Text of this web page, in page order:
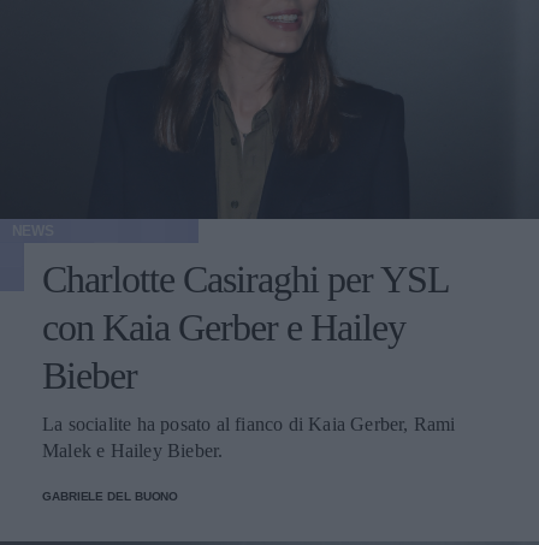
Charlotte Casiraghi per YSL
con Kaia Gerber e Hailey
Bieber
La socialite ha posato al fianco di Kaia Gerber, Rami
Malek e Hailey Bieber.
GABRIELE DEL BUONO